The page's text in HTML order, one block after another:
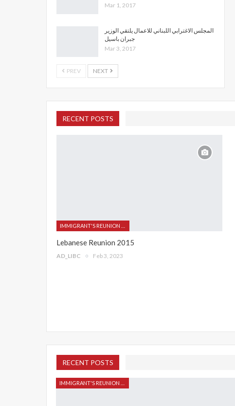
Mar 1, 2017
المجلس الاغترابي اللبناني للاعمال يلتقي الوزير
جبران باسيل
Mar 3, 2017
PREV NEXT
RECENT POSTS
Lebanese Reunion 2015
AD_LIBC Feb 3, 2023
RECENT POSTS